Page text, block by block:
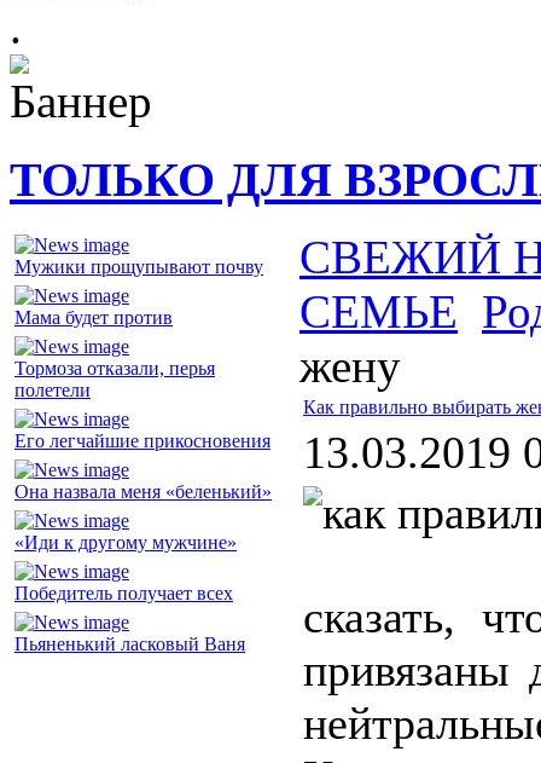
.
ТОЛЬКО ДЛЯ
Мужики прощупывают почву
Мама будет против
Тормоза отказали, перья
полетели
Его легчайшие прикосновения
Она назвала меня «беленький»
«Иди к другому мужчине»
Победитель получает всех
Пьяненький ласковый Ваня
СВЕЖИЙ
СЕМЬЕ
жену
Как правильно выбирать
13.03.2019
сказать,
привязаны